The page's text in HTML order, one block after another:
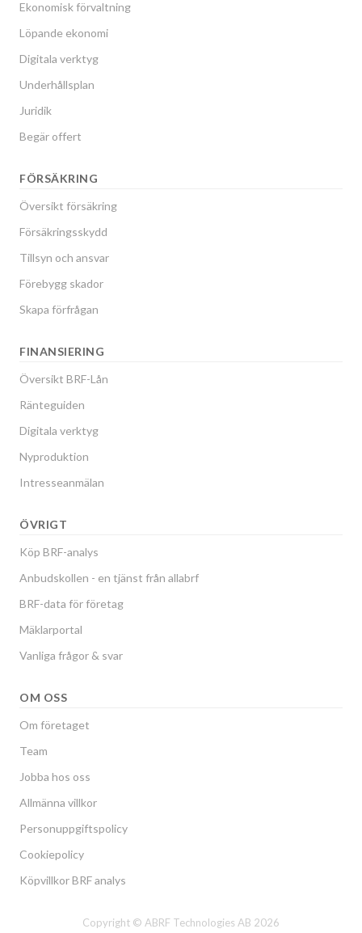
Ekonomisk förvaltning
Löpande ekonomi
Digitala verktyg
Underhållsplan
Juridik
Begär offert
FÖRSÄKRING
Översikt försäkring
Försäkringsskydd
Tillsyn och ansvar
Förebygg skador
Skapa förfrågan
FINANSIERING
Översikt BRF-Lån
Ränteguiden
Digitala verktyg
Nyproduktion
Intresseanmälan
ÖVRIGT
Köp BRF-analys
Anbudskollen - en tjänst från allabrf
BRF-data för företag
Mäklarportal
Vanliga frågor & svar
OM OSS
Om företaget
Team
Jobba hos oss
Allmänna villkor
Personuppgiftspolicy
Cookiepolicy
Köpvillkor BRF analys
Copyright © ABRF Technologies AB 2026